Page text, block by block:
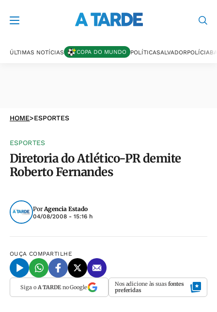
ÚLTIMAS NOTÍCIAS COPA DO MUNDO POLÍTICASALVADORPOLÍCIA
HOME>ESPORTES
ESPORTES
Diretoria do Atlético-PR demite
Roberto Fernandes
PorAgencia Estado
04/08/2008 - 15:16 h
OUÇA COMPARTILHE
Siga o A TARDEno Google Nos adicione às suas fontes
preferidas